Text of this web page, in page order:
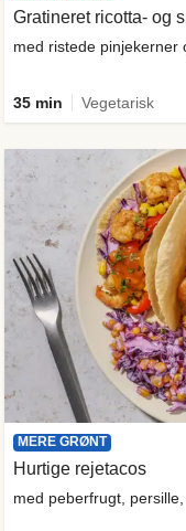
Gratineret ricotta- og
med ristede pinjekerner
35 min Vegetarisk
MERE GRØNT
Hurtige rejetacos
med peberfrugt,